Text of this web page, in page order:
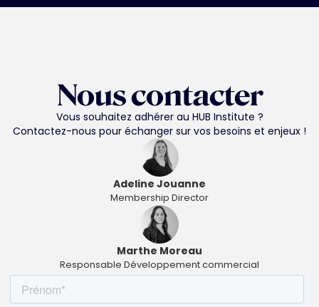
Nous contacter
Vous souhaitez adhérer au HUB Institute ?
Contactez-nous pour échanger sur vos besoins et enjeux !
Adeline Jouanne
Membership Director
Marthe Moreau
Responsable Développement commercial